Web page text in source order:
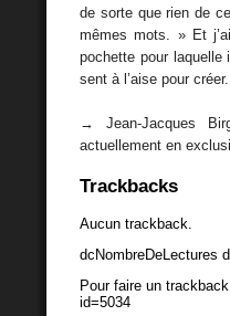
de sorte que rien de
mêmes mots. » Et
pochette pour
sent à l’aise pour
→ Jean-Jacques
actuellement en
Trackbacks
Aucun trackback.
dcNombreDeLectures
Pour faire un
id=5034